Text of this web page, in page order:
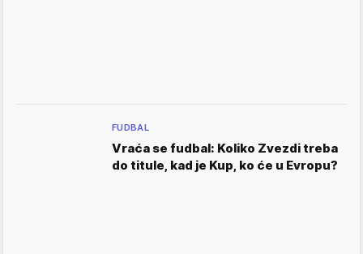
FUDBAL
Vraća se fudbal: Koliko Zvezdi treba
do titule, kad je Kup, ko će u Evropu?